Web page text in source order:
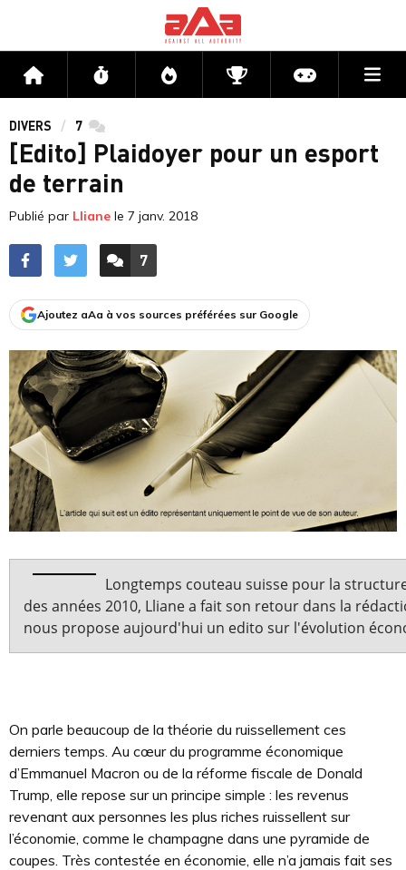
Accueil Flux Directs CompétitionsActu jeux
DIVERS 7 commentaires
[Edito] Plaidoyer pour un esport
de terrain
Publié par Lliane le 7 janv. 2018
ACCÉDER AUX
7
COMMENTAIRES
Ajoutez aAa à vos sources préférées sur Google
Longtemps couteau suisse pour la
des années 2010, Lliane a fait son retour dans la
nous propose aujourd'hui un edito sur l'évolution
On parle beaucoup de la théorie du ruissellement ces
derniers temps. Au cœur du programme économique
d’Emmanuel Macron ou de la réforme fiscale de Donald
Trump, elle repose sur un principe simple : les revenus
revenant aux personnes les plus riches ruissellent sur
l’économie, comme le champagne dans une pyramide de
coupes. Très contestée en économie, elle n’a jamais fait ses